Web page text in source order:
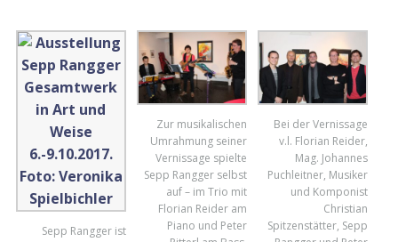
Sepp Rangger ist
Zur musikalischen
Umrahmung seiner
Vernissage spielte
Sepp Rangger selbst
auf – im Trio mit
Florian Reider am
Piano und Peter
Bei der Vernissage
v.l. Florian Reider,
Mag. Johannes
Puchleitner, Musiker
und Komponist
Christian
Spitzenstätter, Sepp